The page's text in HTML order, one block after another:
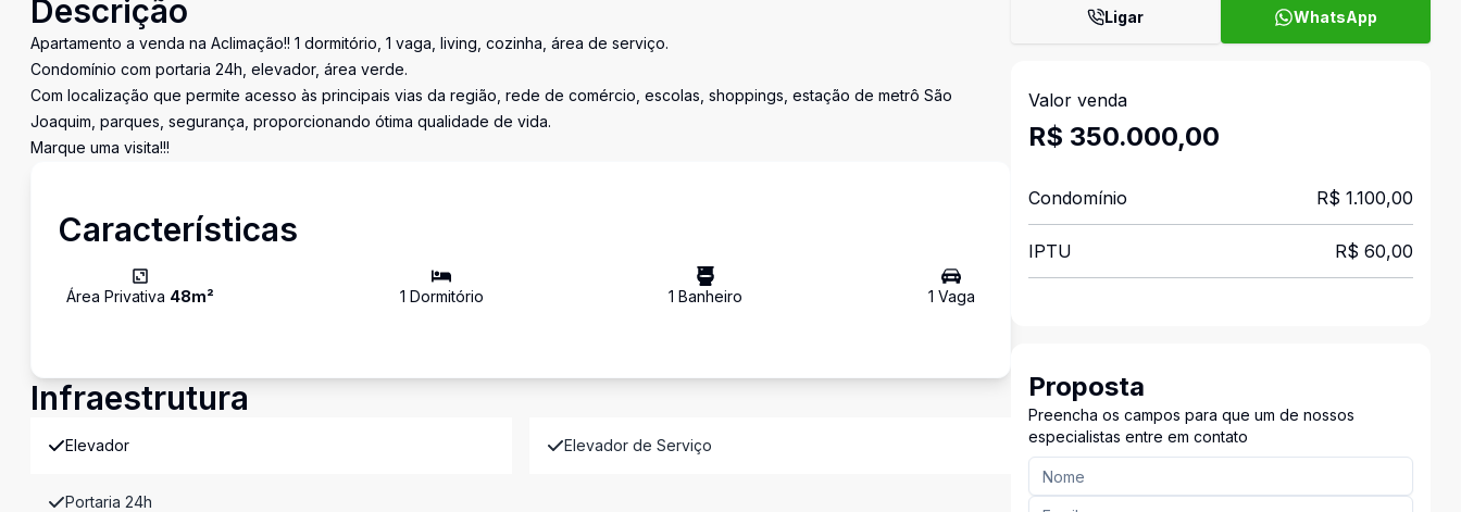
Descrição
Apartamento a venda na Aclimação!! 1 dormitório, 1 vaga, living, cozinha, área de serviço.
Condomínio com portaria 24h, elevador, área verde.
Com localização que permite acesso às principais vias da região, rede de comércio, escolas, shoppings, estação de metrô São
Joaquim, parques, segurança, proporcionando ótima qualidade de vida.
Marque uma visita!!!
Características
Área Privativa 48m² 1 Dormitório 1 Banheiro 1 Vaga
Infraestrutura
Elevador Elevador de Serviço
Portaria 24h
Ligar WhatsApp
Valor venda
R$ 350.000,00
Condomínio R$ 1.100,00
IPTU R$ 60,00
Proposta
Preencha os campos para que um de nossos
especialistas entre em contato